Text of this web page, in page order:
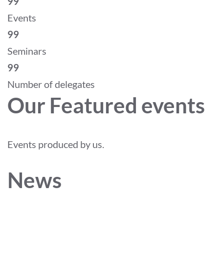
Events
99
Seminars
99
Number of delegates
Our Featured events
Events produced by us.
News